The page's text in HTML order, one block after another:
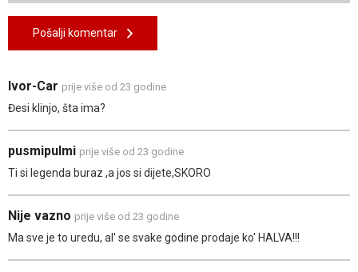
Pošalji komentar
Ivor-Car prije više od 23 godine
Đesi klinjo, šta ima?
pusmipulmi prije više od 23 godine
Ti si legenda buraz ,a jos si dijete,SKORO
Nije vazno prije više od 23 godine
Ma sve je to uredu, al' se svake godine prodaje ko' HALVA!!!